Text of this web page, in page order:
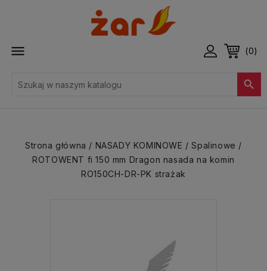
 (0)

Strona główna NASADY KOMINOWE
Spalinowe
ROTOWENT fi 150 mm Dragon nasada na komin
RO150CH-DR-PK strażak